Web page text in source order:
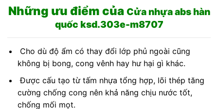
Những ưu điểm của Cửa nhựa abs hàn
quốc ksd.303e-m8707
Cho dù độ ẩm có thay đổi lớp phủ ngoài cũng
không bị bong, cong vênh hay hư hại gì khác.
Được cấu tạo từ tấm nhựa tổng hợp, lõi thép tăng
cường chống cong nên khả năng chịu nước tốt,
chống mối mọt.